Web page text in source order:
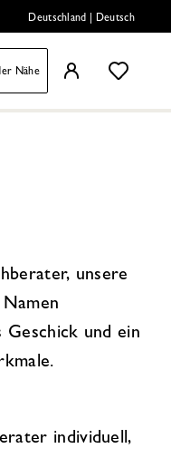
Deutschland Deutsch
Nähe
unsere
und ein
individuell,